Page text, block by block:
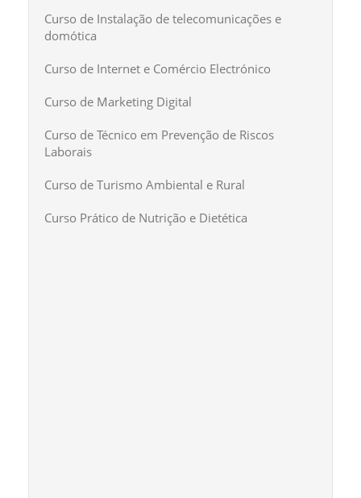
Curso de Instalação de telecomunicações e
domótica
Curso de Internet e Comércio Electrónico
Curso de Marketing Digital
Curso de Técnico em Prevenção de Riscos
Laborais
Curso de Turismo Ambiental e Rural
Curso Prático de Nutrição e Dietética